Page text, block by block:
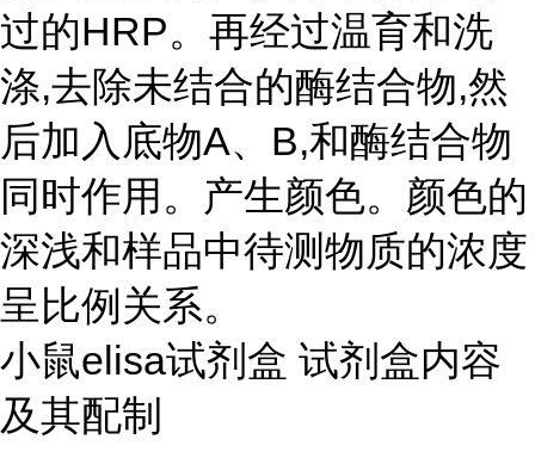
过的HRP。再经过温育和洗
涤,去除未结合的酶结合物,然
后加入底物A、B,和酶结合物
同时作用。产生颜色。颜色的
深浅和样品中待测物质的浓度
呈比例关系。
小鼠elisa试剂盒 试剂盒内容
及其配制